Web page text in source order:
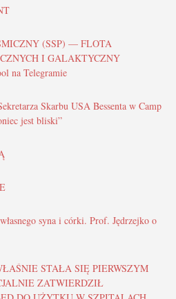
(SSP) — FLOTA
I GALAKTYCZNY
na Telegramie
Skarbu USA Bessenta w Camp
jest bliski”
syna i córki. Prof. Jędrzejko o
STAŁA SIĘ PIERWSZYM
ZATWIERDZIŁ